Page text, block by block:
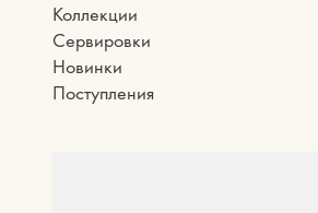
Коллекции
Сервировки
Новинки
Поступления